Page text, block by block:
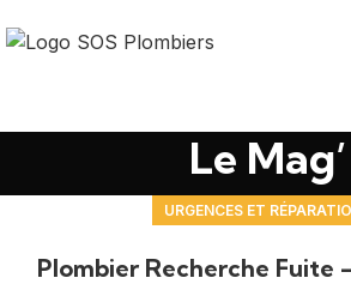
Le Mag’
URGENCES ET
Plombier Recherche Fuite